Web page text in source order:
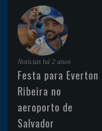
Noticias há 2 anos
Festa para Everton
Ribeira no
aeroporto de
Salvador